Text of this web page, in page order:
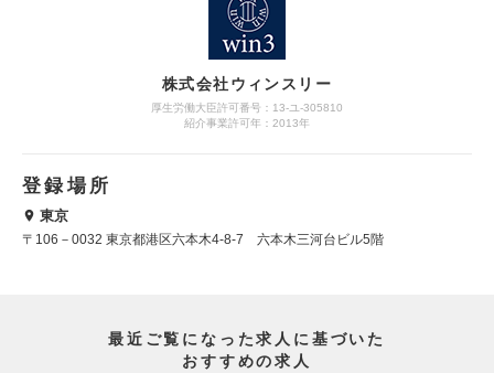
株式会社ウィンスリー
厚生労働大臣許可番号：13-ユ-305810
紹介事業許可年：2013年
登録場所
東京
〒106－0032 東京都港区六本木4-8-7 六本木三河台ビル5階
最近ご覧になった求人に基づいた
おすすめの求人